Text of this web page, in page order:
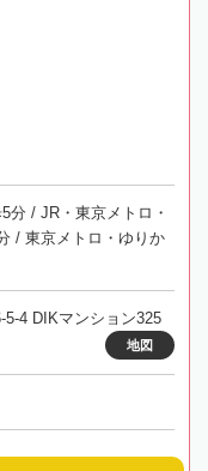
分 / JR・東京メトロ・
/ 東京メトロ・ゆりか
5-4 DIKマンション325
地図